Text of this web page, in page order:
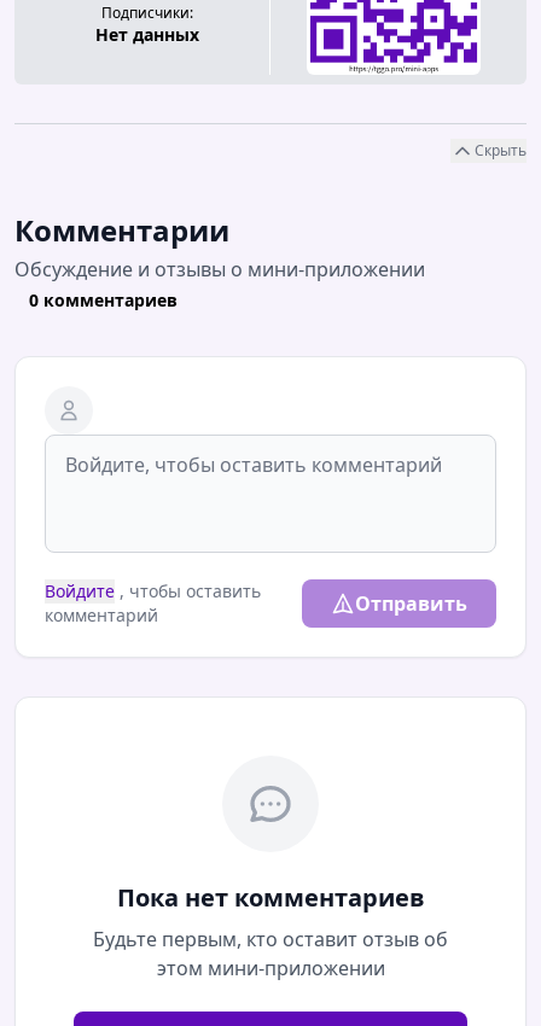
Подписчики:
Нет данных
Скрыть
Комментарии
Обсуждение и отзывы о мини-приложении
0 комментариев
Войдите , чтобы оставить
комментарий
Отправить
Пока нет комментариев
Будьте первым, кто оставит отзыв об
этом мини-приложении